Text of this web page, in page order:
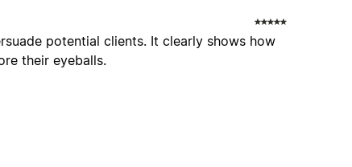
potential clients. It clearly shows how
their eyeballs.